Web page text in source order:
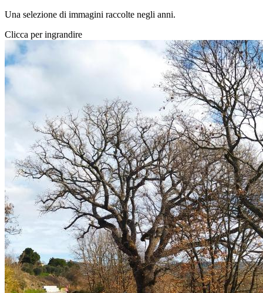
Una selezione di immagini raccolte negli anni.
Clicca per ingrandire